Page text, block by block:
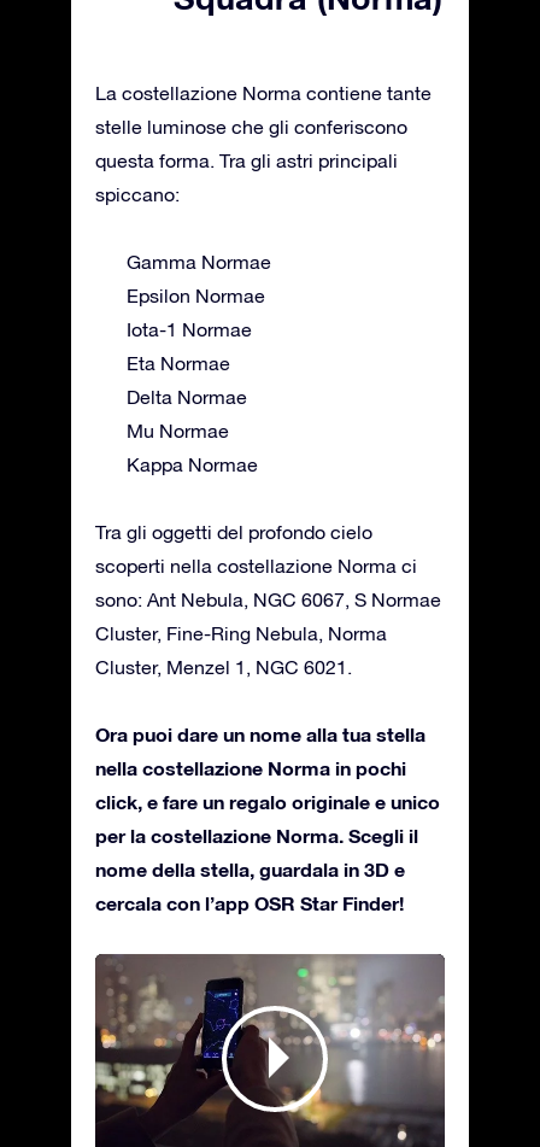
La costellazione Norma contiene tante
stelle luminose che gli conferiscono
questa forma. Tra gli astri principali
spiccano:
Gamma Normae
Epsilon Normae
Iota-1 Normae
Eta Normae
Delta Normae
Mu Normae
Kappa Normae
Tra gli oggetti del profondo cielo
scoperti nella costellazione Norma ci
sono: Ant Nebula, NGC 6067, S Normae
Cluster, Fine-Ring Nebula, Norma
Cluster, Menzel 1, NGC 6021.
Ora puoi dare un nome alla tua stella
nella costellazione Norma in pochi
click, e fare un regalo originale e unico
per la costellazione Norma. Scegli il
nome della stella, guardala in 3D e
cercala con l’app OSR Star Finder!